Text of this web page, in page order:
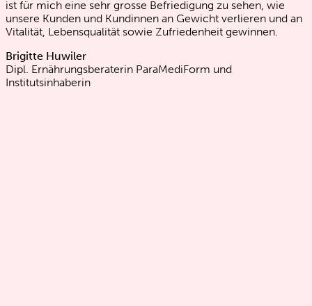
ist für mich eine sehr grosse Befriedigung zu sehen, wie
unsere Kunden und Kundinnen an Gewicht verlieren und an
Vitalität, Lebensqualität sowie Zufriedenheit gewinnen.
Brigitte Huwiler
Dipl. Ernährungsberaterin ParaMediForm und
Institutsinhaberin